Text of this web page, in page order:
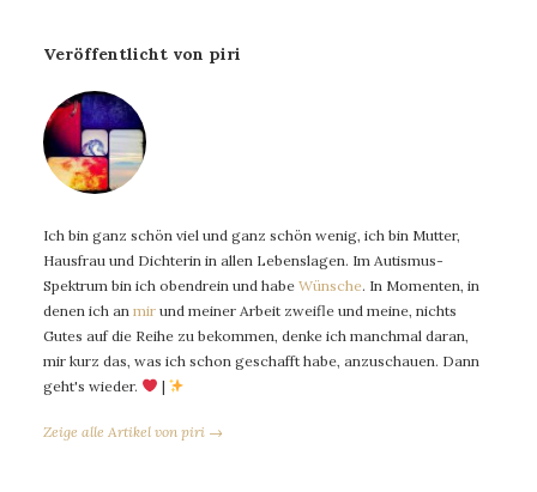
Veröffentlicht von piri
Ich bin ganz schön viel und ganz schön wenig, ich bin Mutter,
Hausfrau und Dichterin in allen Lebenslagen. Im Autismus-
Spektrum bin ich obendrein und habe Wünsche. In Momenten, in
denen ich an mir und meiner Arbeit zweifle und meine, nichts
Gutes auf die Reihe zu bekommen, denke ich manchmal daran,
mir kurz das, was ich schon geschafft habe, anzuschauen. Dann
geht's wieder.
|
Zeige alle Artikel von piri →